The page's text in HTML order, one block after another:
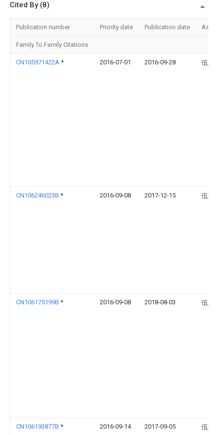
Cited By (8)
Publication number Priority date Publication date
Family To Family Citations
CN105971422A * 2016-07-01 2016-09-28 伍志
CN106246023B * 2016-09-08 2017-12-15 伍志
CN106175199B * 2016-09-08 2018-08-03 伍志
CN106193877B * 2016-09-14 2017-09-05 伍志